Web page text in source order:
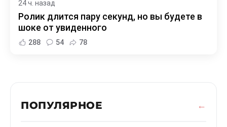
24 ч. назад
Ролик длится пару секунд, но вы будете в
шоке от увиденного
288 54 78
ПОПУЛЯРНОЕ